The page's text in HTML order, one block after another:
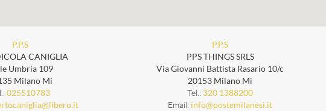
P.P.S
CANIGLIA
Umbria 109
Milano Mi
025510783
P.P.S
PPS THINGS SRLS
Via Giovanni Battista Rasario 10/c
20153 Milano Mi
Tel.: 320 1388200
Email: info@postemilanesi.it